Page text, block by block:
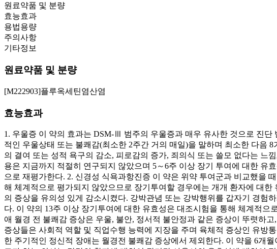
원료약품 및 분량
효능효과
용법용량
주의사항
기타정보
원료약품 및 분량
[M222903]플루옥세틴염산염
효능효과
1. 우울증 이 약의 효과는 DSM-Ⅲ 범주의 우울증과 매우 유사한 것으로 진
적인 우울상태 또는 불쾌감(최소한 2주간 거의 매일)을 말하며 최소한 다음
의 결여 또는 성적 욕구의 감소, 피로감의 증가, 죄의식 또는 쓸모 없다는 느
용은 지금까지 적절히 연구되지 않았으며 5～6주 이상 장기 투여에 대한 유
으로 재평가한다. 2. 신경성 식욕과항진증 이 약은 위약 투여군과 비교했을
해 체계적으로 평가되지 않았으므로 장기투여할 경우에는 개개 환자에 대
의 증상을 유의성 있게 감소시켰다. 강박관념 또는 강박행위를 갑자기 경험
다. 이 약의 13주 이상 장기투여에 대한 유효성은 대조시험을 통해 체계적
애 월경 전 불쾌감 증상은 우울, 불안, 정서적 불안정과 같은 증상이 뚜렷하
증상들은 사회적 역할 및 직업수행 능력에 지장을 주며 육체적 증상인 유방
한 주기적인 정신적 장애는 월경전 불쾌감 증상에서 제외한다. 이 약을 6개